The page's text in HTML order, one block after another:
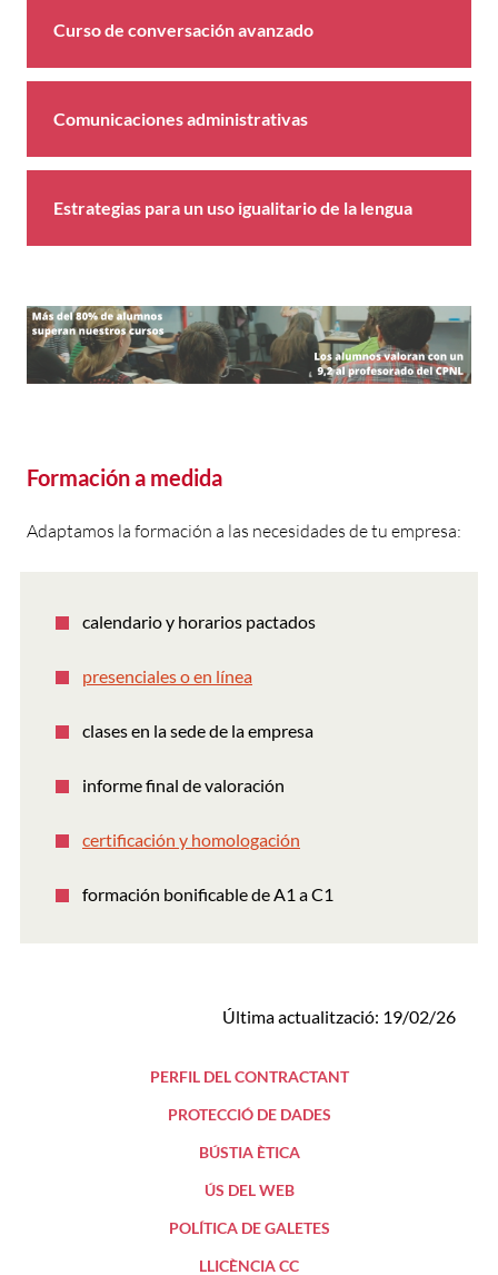
Curso de conversación avanzado
Comunicaciones administrativas
Estrategias para un uso igualitario de la lengua
Formación a medida
Adaptamos la formación a las necesidades de tu empresa:
calendario y horarios pactados
presenciales o en línea
clases en la sede de la empresa
informe final de valoración
certificación y homologación
formación bonificable de A1 a C1
Última actualització: 19/02/26
PERFIL DEL CONTRACTANT
PROTECCIÓ DE DADES
BÚSTIA ÈTICA
ÚS DEL WEB
POLÍTICA DE GALETES
LLICÈNCIA CC